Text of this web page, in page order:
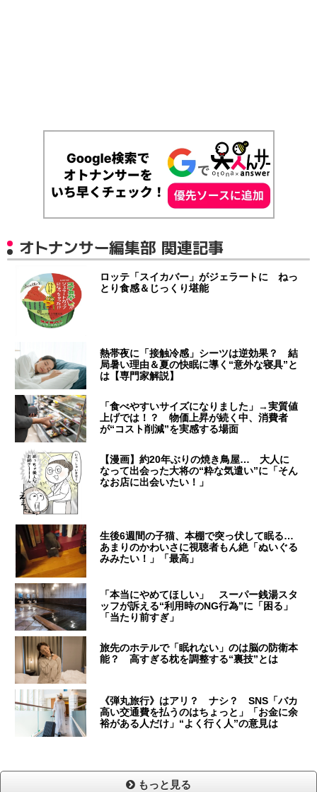
オトナンサー編集部 関連記事
ロッテ「スイカバー」がジェラートに ねっ
とり食感＆じっくり堪能
熱帯夜に「接触冷感」シーツは逆効果？ 結
局暑い理由＆夏の快眠に導く“意外な寝具”と
は【専門家解説】
「食べやすいサイズになりました」→実質値
上げでは！？ 物価上昇が続く中、消費者
が“コスト削減”を実感する場面
【漫画】約20年ぶりの焼き鳥屋… 大人に
なって出会った大将の“粋な気遣い”に「そん
なお店に出会いたい！」
生後6週間の子猫、本棚で突っ伏して眠る…
あまりのかわいさに視聴者もん絶「ぬいぐる
みみたい！」「最高」
「本当にやめてほしい」 スーパー銭湯スタ
ッフが訴える“利用時のNG行為”に「困る」
「当たり前すぎ」
旅先のホテルで「眠れない」のは脳の防衛本
能？ 高すぎる枕を調整する“裏技”とは
《弾丸旅行》はアリ？ ナシ？ SNS「バカ
高い交通費を払うのはちょっと」「お金に余
裕がある人だけ」“よく行く人”の意見は
もっと見る